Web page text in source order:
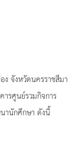
จังหวัดนครราชสีมา
รศูนย์รวมกิจการ
านักศึกษา ดังนี้